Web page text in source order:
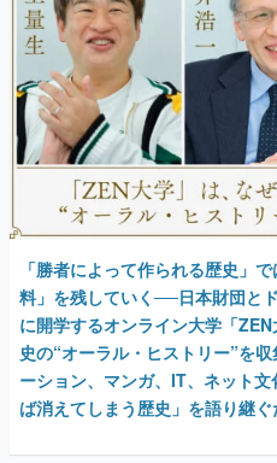
「勝者によって作られる歴史」
料」を残していく──日本財団と
に開学するオンライン大学「
史の“オーラル・ヒストリー”を
ーション、マンガ、IT、ネット
ば消えてしまう歴史」を語り継ぐ